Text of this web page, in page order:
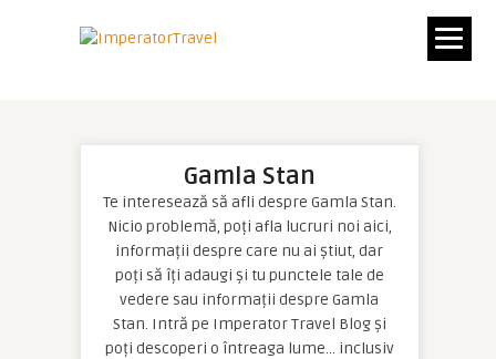
Gamla Stan
Te interesează să afli despre Gamla Stan.
Nicio problemă, poți afla lucruri noi aici,
informații despre care nu ai știut, dar
poți să îți adaugi și tu punctele tale de
vedere sau informații despre Gamla
Stan. Intră pe Imperator Travel Blog și
poți descoperi o întreaga lume… inclusiv